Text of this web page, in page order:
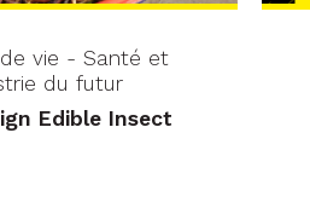
vie - Santé et
du futur
Edible Insect